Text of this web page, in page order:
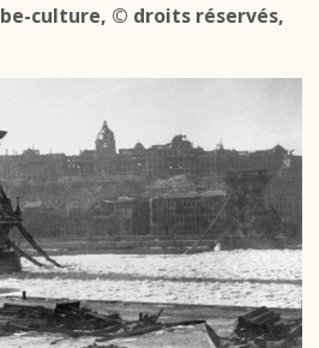
culture, © droits réservés,